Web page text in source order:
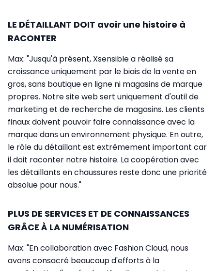
LE DÉTAILLANT DOIT avoir une histoire à
RACONTER
Max: "Jusqu'à présent, Xsensible a réalisé sa
croissance uniquement par le biais de la vente en
gros, sans boutique en ligne ni magasins de marque
propres. Notre site web sert uniquement d'outil de
marketing et de recherche de magasins. Les clients
finaux doivent pouvoir faire connaissance avec la
marque dans un environnement physique. En outre,
le rôle du détaillant est extrêmement important car
il doit raconter notre histoire. La coopération avec
les détaillants en chaussures reste donc une priorité
absolue pour nous."
PLUS DE SERVICES ET DE CONNAISSANCES
GRÂCE À LA NUMÉRISATION
Max: "En collaboration avec Fashion Cloud, nous
avons consacré beaucoup d'efforts à la